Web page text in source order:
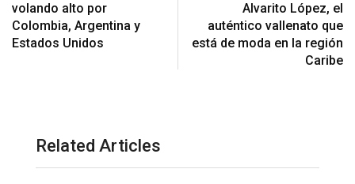
volando alto por
Colombia, Argentina y
Estados Unidos
Alvarito López, el
auténtico vallenato que
está de moda en la región
Caribe
Related Articles